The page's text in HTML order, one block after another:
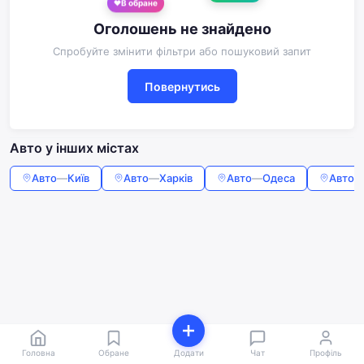
В обране
Оголошень не знайдено
Спробуйте змінити фільтри або пошуковий запит
Повернутись
Авто у інших містах
Авто—Київ Авто—Харків Авто—Одеса Авто
Головна Обране Додати Чат Профіль